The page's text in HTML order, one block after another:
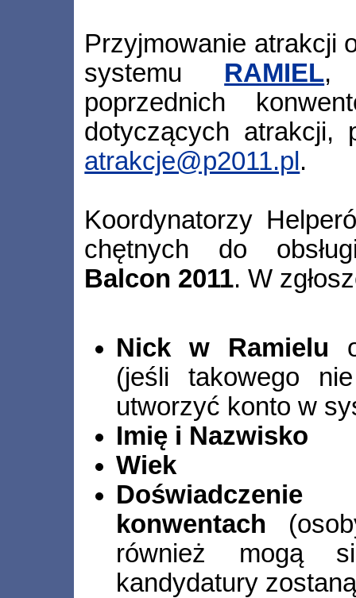
Przyjmowanie atrakcji
systemu RAMIEL,
poprzednich
dotyczących atrakcji,
atrakcje@p2011.pl .
Koordynatorzy
chętnych do
Balcon 2011. W
Nick w Ramielu
(jeśli takowego
utworzyć konto w
Imię i Nazwisko
Wiek
konwentach
również mogą
kandydatury